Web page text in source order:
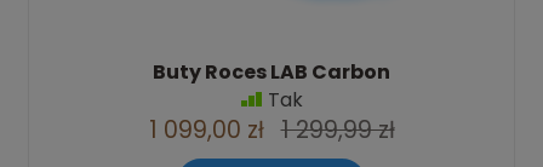
Buty Roces LAB Carbon
Tak
1 099,00 zł 1 299,99 zł